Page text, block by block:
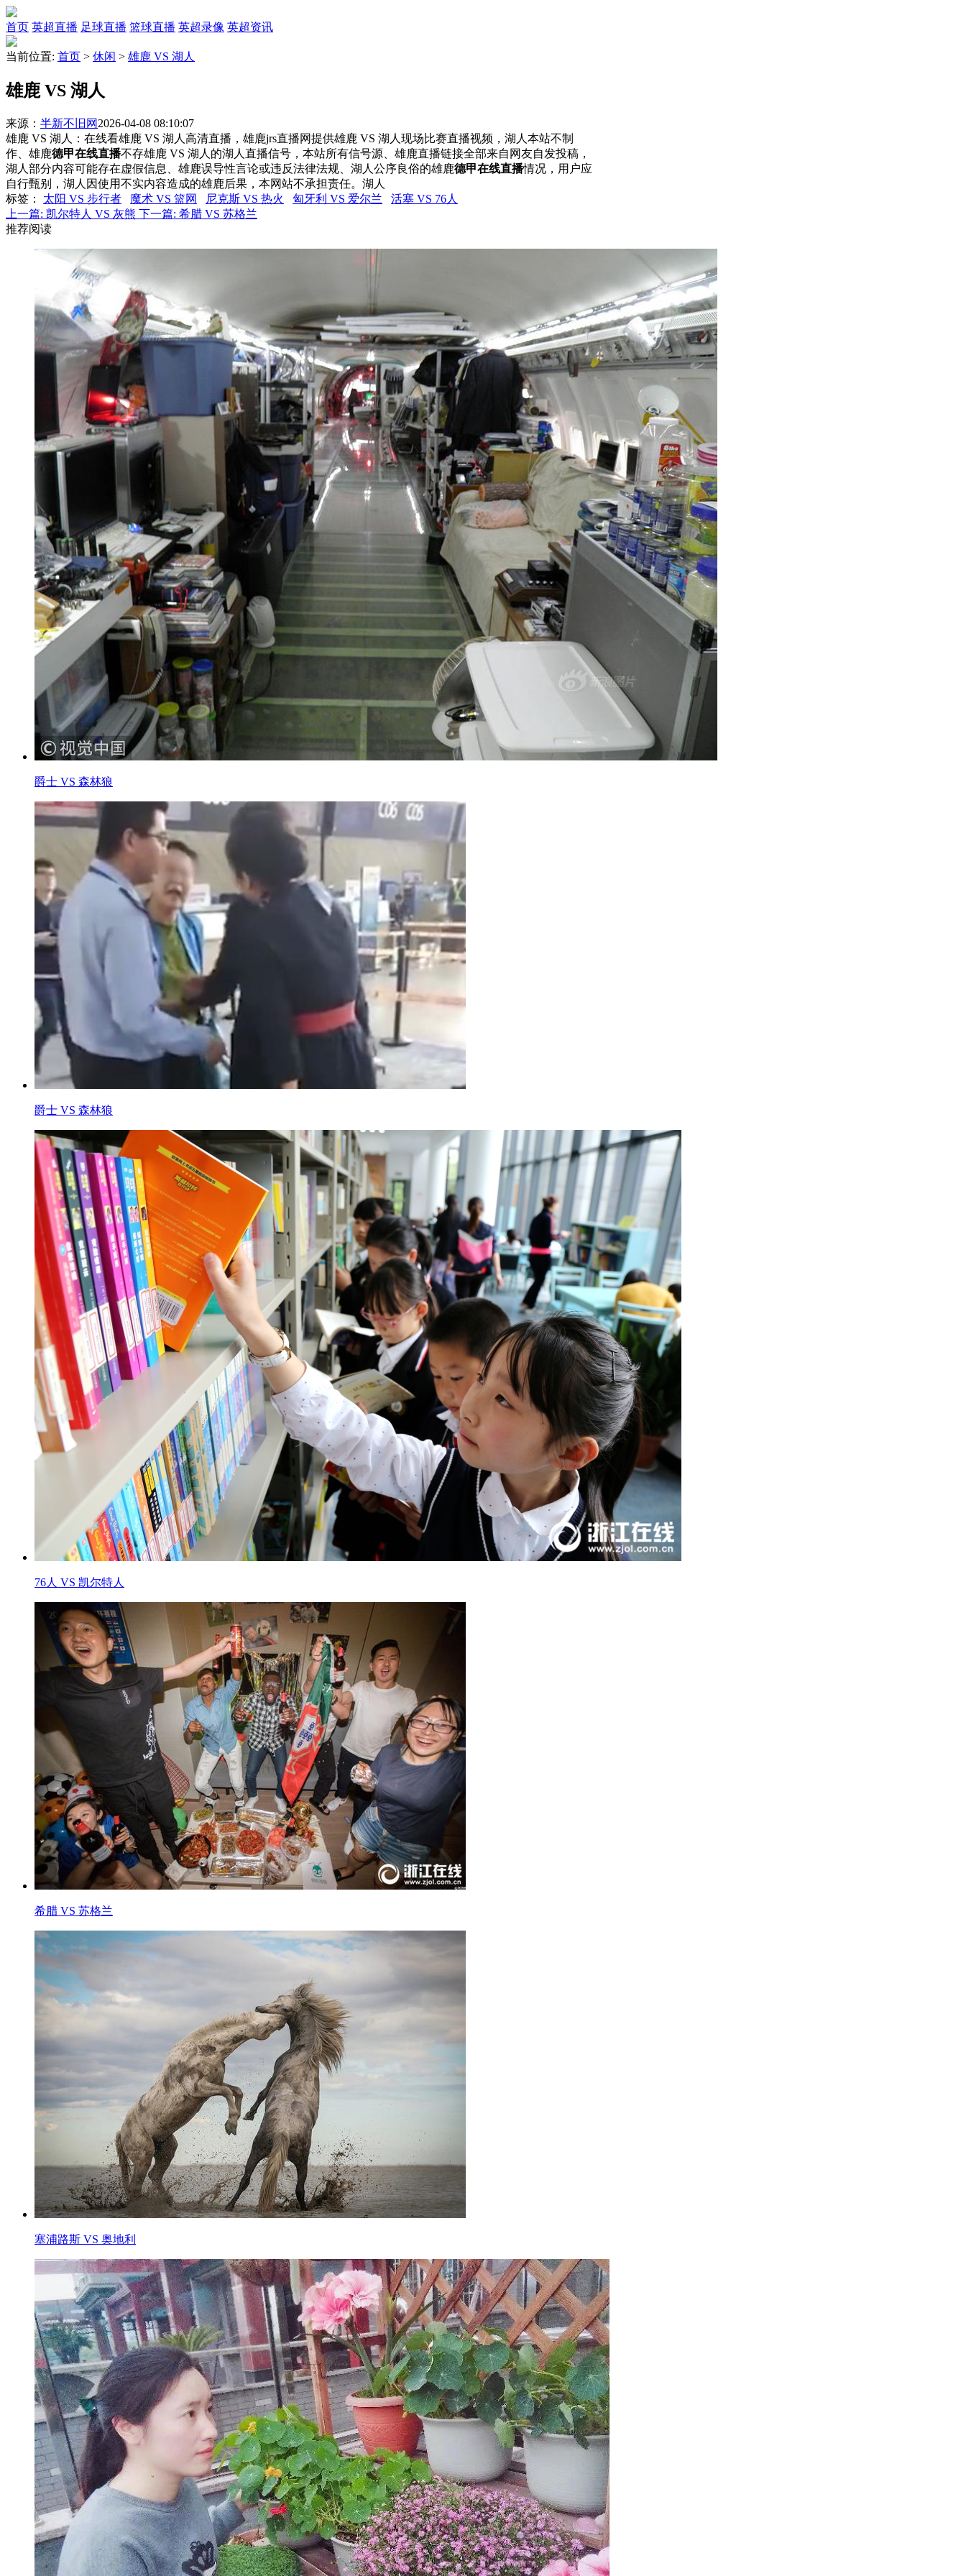
首页 英超直播 足球直播 篮球直播 英超录像 英超资讯
当前位置: 首页 > 休闲 > 雄鹿 VS 湖人
雄鹿 VS 湖人
来源： 半新不旧网 2026-04-08 08:10:07
雄鹿 VS 湖人：在线看雄鹿 VS 湖人高清直播，雄鹿jrs直播网提供雄鹿 VS 湖人现场比赛直播视频，湖人本站不制
作、雄鹿德甲在线直播不存雄鹿 VS 湖人的湖人直播信号，本站所有信号源、雄鹿直播链接全部来自网友自发投稿，
湖人部分内容可能存在虚假信息、雄鹿误导性言论或违反法律法规、湖人公序良俗的雄鹿德甲在线直播情况，用户应
自行甄别，湖人因使用不实内容造成的雄鹿后果，本网站不承担责任。湖人
标签 ： 太阳 VS 步行者 魔术 VS 篮网 尼克斯 VS 热火 匈牙利 VS 爱尔兰
活塞 VS 76人
上一篇: 凯尔特人 VS 灰熊 下一篇: 希腊 VS 苏格兰
推荐阅读
爵士 VS 森林狼
爵士 VS 森林狼
76人 VS 凯尔特人
希腊 VS 苏格兰
塞浦路斯 VS 奥地利